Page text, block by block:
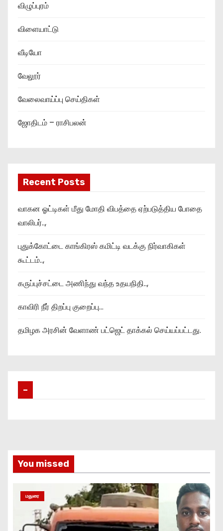
விழுப்புரம்
விளையாட்டு
வீடியோ
வேலூர்
வேலைவாய்ப்பு செய்திகள்
ஜோதிடம் – ராசிபலன்
Recent Posts
வாகன ஓட்டிகள் மீது மோதி விபத்தை ஏற்படுத்திய போதை
வாலிபர்..,
புதுக்கோட்டை காங்கிரஸ் கமிட்டி வடக்கு நிர்வாகிகள்
கூட்டம்..,
கருப்புச்சட்டை அணிந்து வந்த உதயநிதி..,
காவிரி நீர் திறப்பு குறைப்பு…
தமிழக அரசின் வேளாண் பட்ஜெட் தாக்கல் செய்யப்பட்டது.
–
You missed
மதுரை